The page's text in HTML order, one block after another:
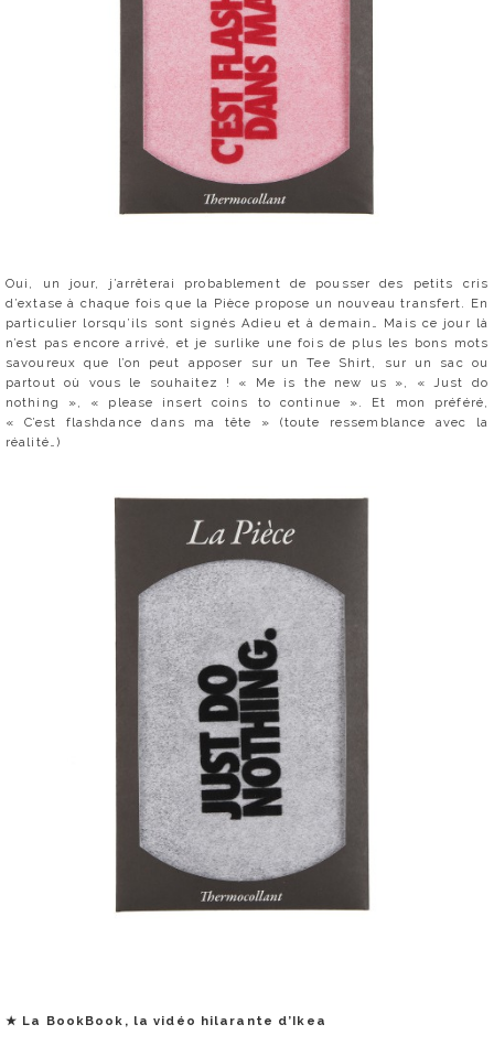
Oui, un jour, j’arrêterai probablement de pousser des petits cris
d’extase à chaque fois que la Pièce propose un nouveau transfert. En
particulier lorsqu’ils sont signés Adieu et à demain… Mais ce jour là
n’est pas encore arrivé, et je surlike une fois de plus les bons mots
savoureux que l’on peut apposer sur un Tee Shirt, sur un sac ou
partout où vous le souhaitez ! « Me is the new us », « Just do
nothing », « please insert coins to continue ». Et mon préféré,
« C’est flashdance dans ma tête » (toute ressemblance avec la
réalité…)
★ La BookBook, la vidéo hilarante d’Ikea